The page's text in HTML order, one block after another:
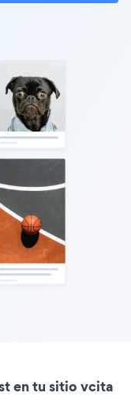
en tu sitio vcita